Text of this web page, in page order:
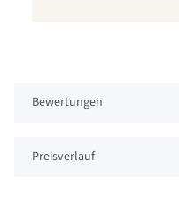
Bewertungen
Preisverlauf